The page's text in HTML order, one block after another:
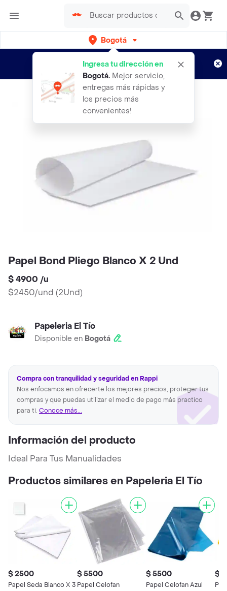
Bogotá
Ingresa tu dirección en
Bogotá. Mejor servicio,
entregas más rápidas y
los precios más
convenientes!
envíos gratis por semanas
Aplican TyC
Papel Bond Pliego Blanco X 2 Und
$ 4900 /u
$2450/und (2Und)
Papeleria El Tío
Disponible en Bogotá
Compra con tranquilidad y seguridad en Rappi
Nos enfocamos en ofrecerte los mejores precios, proteger tus
compras y que puedas utilizar el medio de pago más practico
para ti. Conoce más...
Información del producto
Ideal Para Tus Manualidades
Productos similares en Papeleria El Tío
$ 2500
Papel Seda Blanco X 3
$ 5500
Papel Celofan
$ 5500
Papel Celofan Azul
$